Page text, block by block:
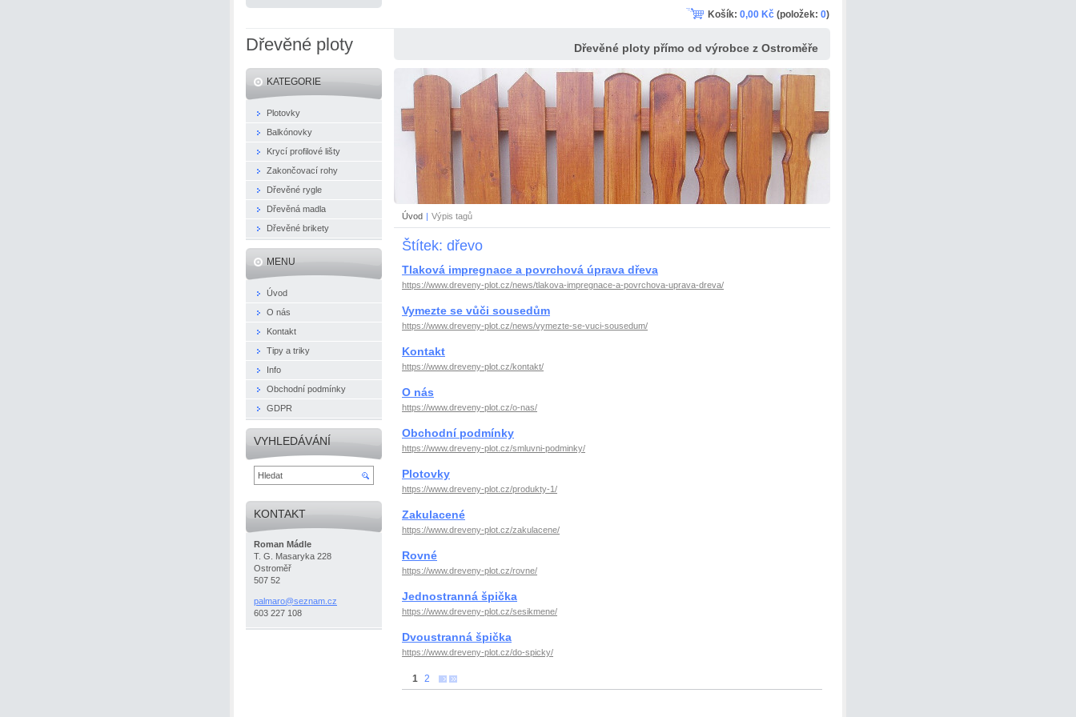
Dřevěné ploty Dřevěné ploty přímo od výrobce z Ostroměře
Úvod | Výpis tagů
Štítek: dřevo
Tlaková impregnace a povrchová úprava dřeva
https://www.dreveny-plot.cz/news/tlakova-impregnace-a-povrchova-uprava-dreva/
Vymezte se vůči sousedům
https://www.dreveny-plot.cz/news/vymezte-se-vuci-sousedum/
Kontakt
https://www.dreveny-plot.cz/kontakt/
O nás
https://www.dreveny-plot.cz/o-nas/
Obchodní podmínky
https://www.dreveny-plot.cz/smluvni-podminky/
Plotovky
https://www.dreveny-plot.cz/produkty-1/
Zakulacené
https://www.dreveny-plot.cz/zakulacene/
Rovné
https://www.dreveny-plot.cz/rovne/
Jednostranná špička
https://www.dreveny-plot.cz/sesikmene/
Dvoustranná špička
https://www.dreveny-plot.cz/do-spicky/
1 2
KATEGORIE
Plotovky
Balkónovky
Krycí profilové lišty
Zakončovací rohy
Dřevěné rygle
Dřevěná madla
Dřevěné brikety
MENU
Úvod
O nás
Kontakt
Tipy a triky
Info
Obchodní podmínky
GDPR
VYHLEDÁVÁNÍ
KONTAKT
Roman Mádle
T. G. Masaryka 228
Ostroměř
507 52
palmaro@seznam.cz
603 227 108
Košík: 0,00 Kč (položek: 0)